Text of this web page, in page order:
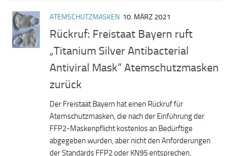
ATEMSCHUTZMASKEN 10. MÄRZ 2021
Rückruf: Freistaat Bayern ruft
„Titanium Silver Antibacterial
Antiviral Mask“ Atemschutzmasken
zurück
Der Freistaat Bayern hat einen Rückruf für
Atemschutzmasken, die nach der Einführung der
FFP2-Maskenpflicht kostenlos an Bedürftige
abgegeben wurden, aber nicht den Anforderungen
der Standards FFP2 oder KN95 entsprechen,